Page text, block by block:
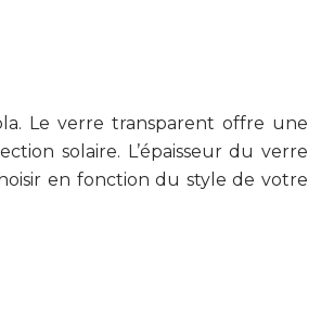
Le verre transparent offre une
solaire. L’épaisseur du verre
en fonction du style de votre